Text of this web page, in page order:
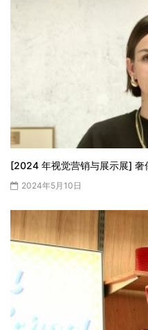
[2024 年视觉营销与展示展] 奢
2024年5月10日